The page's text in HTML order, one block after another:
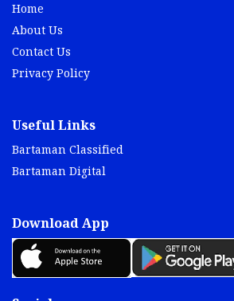
Home
About Us
Contact Us
Privacy Policy
Useful Links
Bartaman Classified
Bartaman Digital
Download App